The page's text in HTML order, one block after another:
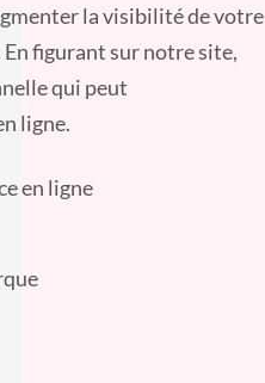
la visibilité de votre
figurant sur notre site,
qui peut
ligne.
en ligne